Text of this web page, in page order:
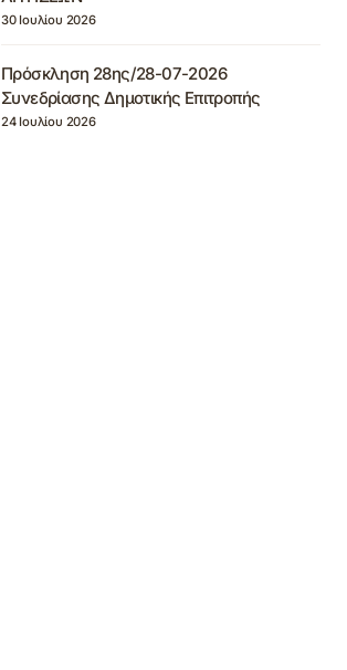
30 Ιουλίου 2026
Πρόσκληση 28ης/28-07-2026
Συνεδρίασης Δημοτικής Επιτροπής
24 Ιουλίου 2026